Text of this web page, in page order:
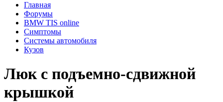
Главная
Форумы
BMW TIS online
Симптомы
Системы автомобиля
Кузов
Люк с подъемно-сдвижной
крышкой